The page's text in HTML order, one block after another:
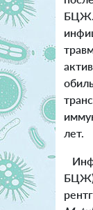
БЦЖ.
лет.
БЦЖ)